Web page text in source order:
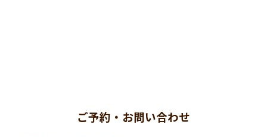
ご予約・お問い合わせ